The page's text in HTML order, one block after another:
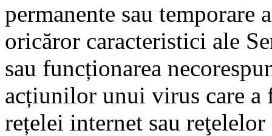
permanente sau
oricăror caracteristici ale
sau funcționarea
acțiunilor unui virus care
rețelei internet sau